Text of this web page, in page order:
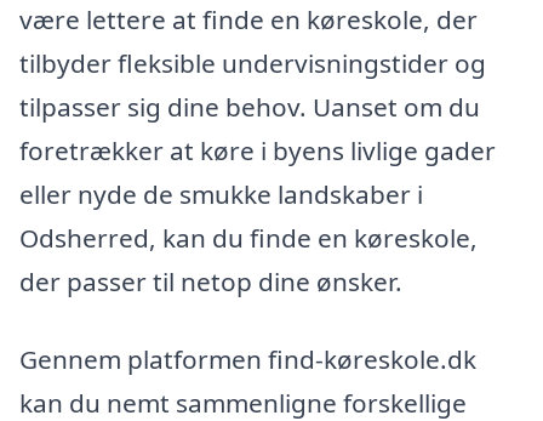
være lettere at finde en køreskole, der
tilbyder fleksible undervisningstider og
tilpasser sig dine behov. Uanset om du
foretrækker at køre i byens livlige gader
eller nyde de smukke landskaber i
Odsherred, kan du finde en køreskole,
der passer til netop dine ønsker.
Gennem platformen find-køreskole.dk
kan du nemt sammenligne forskellige